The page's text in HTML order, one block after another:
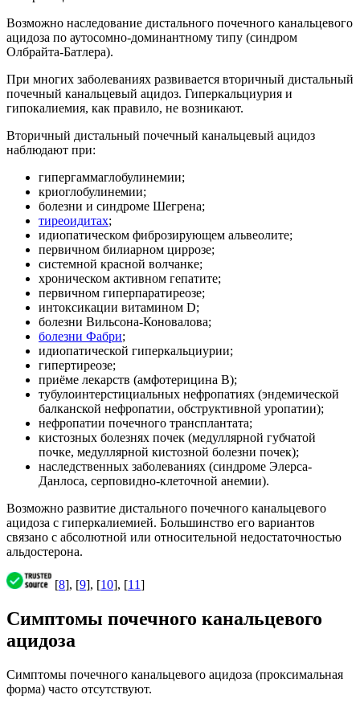
Возможно наследование дистального почечного канальцевого
ацидоза по аутосомно-доминантному типу (синдром
Олбрайта-Батлера).
При многих заболеваниях развивается вторичный дистальный
почечный канальцевый ацидоз. Гиперкальциурия и
гипокалиемия, как правило, не возникают.
Вторичный дистальный почечный канальцевый ацидоз
наблюдают при:
гипергаммаглобулинемии;
криоглобулинемии;
болезни и синдроме Шегрена;
тиреоидитах;
идиопатическом фиброзирующем альвеолите;
первичном билиарном циррозе;
системной красной волчанке;
хроническом активном гепатите;
первичном гиперпаратиреозе;
интоксикации витамином D;
болезни Вильсона-Коновалова;
болезни Фабри;
идиопатической гиперкальциурии;
гипертиреозе;
приёме лекарств (амфотерицина В);
тубулоинтерстициальных нефропатиях (эндемической
балканской нефропатии, обструктивной уропатии);
нефропатии почечного трансплантата;
кистозных болезнях почек (медуллярной губчатой
почке, медуллярной кистозной болезни почек);
наследственных заболеваниях (синдроме Элерса-
Данлоса, серповидно-клеточной анемии).
Возможно развитие дистального почечного канальцевого
ацидоза с гиперкалиемией. Большинство его вариантов
связано с абсолютной или относительной недостаточностью
альдостерона.
[8], [9], [10], [11]
Симптомы почечного канальцевого
ацидоза
Симптомы почечного канальцевого ацидоза (проксимальная
форма) часто отсутствуют.